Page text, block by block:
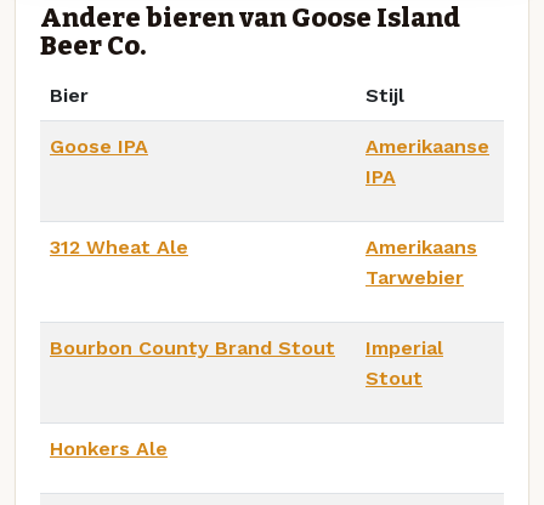
Andere bieren van Goose Island
Beer Co.
Bier Stijl
Goose IPA
Amerikaanse
IPA
312 Wheat Ale
Amerikaans
Tarwebier
Bourbon County Brand Stout
Imperial
Stout
Honkers Ale